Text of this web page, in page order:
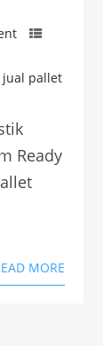
jual pallet
Ready
MORE